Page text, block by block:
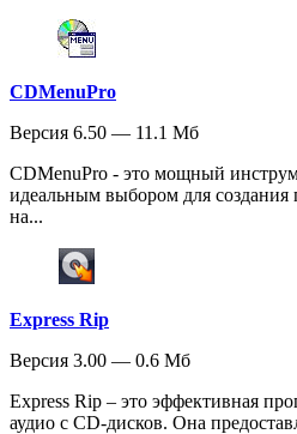
CDMenuPro
Версия 6.50 — 11.1 Мб
CDMenuPro - это мощный
идеальным выбором для
на...
Express Rip
Версия 3.00 — 0.6 Мб
Express Rip – это эффективная
аудио с CD-дисков. Она